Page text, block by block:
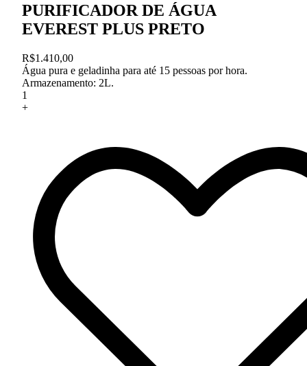
PURIFICADOR DE ÁGUA
EVEREST PLUS PRETO
R$1.410,00
Água pura e geladinha para até 15 pessoas por hora.
Armazenamento: 2L.
+